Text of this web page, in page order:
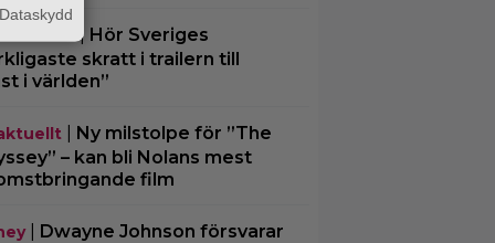
| Hör Sveriges
skratt i trailern till
i världen”
Ny milstolpe för ”The
– kan bli Nolans mest
film
| Dwayne Johnson försvarar
Dataskydd